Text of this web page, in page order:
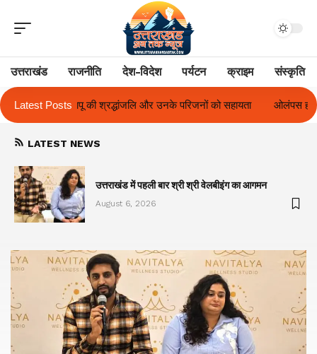
उत्तराखंड राजनीति देश-विदेश पर्यटन क्राइम संस्कृति
Latest Posts
को सहायता ओलंपस हाई के इंटर-हाउस फुटबॉल टूर्नामेंट में रिग हाउस बना
LATEST NEWS
उत्तराखंड में पहली बार श्री श्री वेलबीइंग का आगमन
August 6, 2026